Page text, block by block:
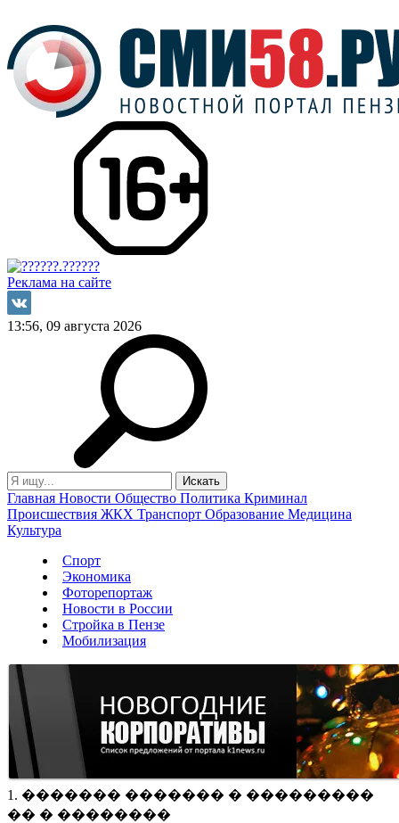
Реклама на сайте
13:56, 09 августа 2026
Главная Новости Общество Политика Криминал
Происшествия ЖКХ Транспорт Образование Медицина
Культура
Спорт
Экономика
Фоторепортаж
Новости в России
Стройка в Пензе
Мобилизация
1. ������� ������� � ���������
�� � ��������